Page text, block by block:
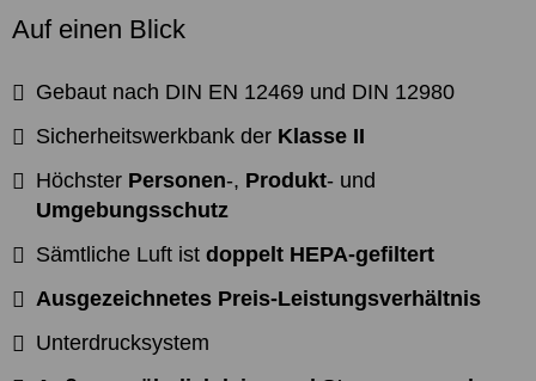
Auf einen Blick
Gebaut nach DIN EN 12469 und DIN 12980
Sicherheitswerkbank der Klasse II
Höchster Personen-, Produkt- und
Umgebungsschutz
Sämtliche Luft ist doppelt HEPA-gefiltert
Ausgezeichnetes Preis-Leistungsverhältnis
Unterdrucksystem